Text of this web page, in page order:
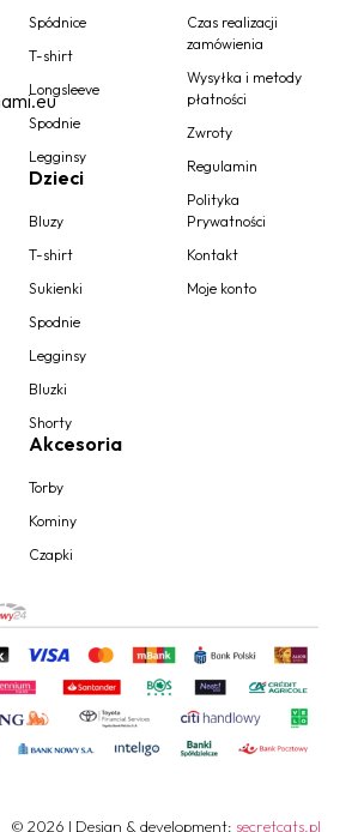
Spódnice
T-shirt
Longsleeve
Spodnie
Legginsy
Dzieci
Bluzy
T-shirt
Sukienki
Spodnie
Legginsy
Bluzki
Shorty
Akcesoria
Torby
Kominy
Czapki
Czas realizacji
zamówienia
Wysyłka i metody
płatności
Zwroty
Regulamin
Polityka
Prywatności
Kontakt
Moje konto
© 2026 | Design & development: secretcats.pl